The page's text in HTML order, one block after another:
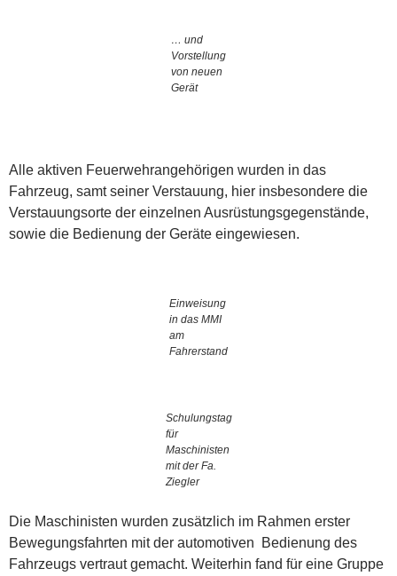
… und
Vorstellung
von neuen
Gerät
Alle aktiven Feuerwehrangehörigen wurden in das
Fahrzeug, samt seiner Verstauung, hier insbesondere die
Verstauungsorte der einzelnen Ausrüstungsgegenstände,
sowie die Bedienung der Geräte eingewiesen.
Einweisung
in das MMI
am
Fahrerstand
Schulungstag
für
Maschinisten
mit der Fa.
Ziegler
Die Maschinisten wurden zusätzlich im Rahmen erster
Bewegungsfahrten mit der automotiven Bedienung des
Fahrzeugs vertraut gemacht. Weiterhin fand für eine Gruppe